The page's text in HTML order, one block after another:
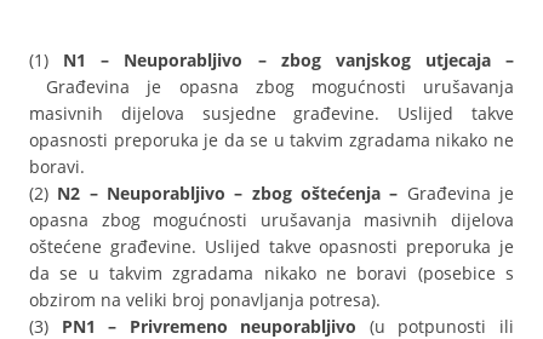
(1) N1 – Neuporabljivo – zbog vanjskog utjecaja –
Građevina je opasna zbog mogućnosti urušavanja
masivnih dijelova susjedne građevine. Uslijed takve
opasnosti preporuka je da se u takvim zgradama nikako ne
boravi.
(2) N2 – Neuporabljivo – zbog oštećenja – Građevina je
opasna zbog mogućnosti urušavanja masivnih dijelova
oštećene građevine. Uslijed takve opasnosti preporuka je
da se u takvim zgradama nikako ne boravi (posebice s
obzirom na veliki broj ponavljanja potresa).
(3) PN1 – Privremeno neuporabljivo (u potpunosti ili